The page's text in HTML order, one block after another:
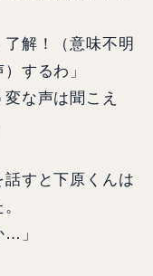
解！（意味不明
するわ」
な声は聞こえ
すと下原くんは
…」